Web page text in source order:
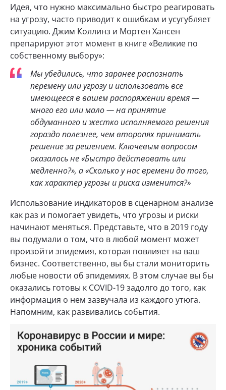
Идея, что нужно максимально быстро реагировать
на угрозу, часто приводит к ошибкам и усугубляет
ситуацию. Джим Коллинз и Мортен Хансен
препарируют этот момент в книге «Великие по
собственному выбору»:
Мы убедились, что заранее распознать
перемену или угрозу и использовать все
имеющееся в вашем распоряжении время —
много его или мало — на принятие
обдуманного и жестко исполняемого решения
гораздо полезнее, чем второпях принимать
решение за решением. Ключевым вопросом
оказалось не «Быстро действовать или
медленно?», а «Сколько у нас времени до того,
как характер угрозы и риска изменится?»
Использование индикаторов в сценарном анализе
как раз и помогает увидеть, что угрозы и риски
начинают меняться. Представьте, что в 2019 году
вы подумали о том, что в любой момент может
произойти эпидемия, которая повлияет на ваш
бизнес. Соответственно, вы бы стали мониторить
любые новости об эпидемиях. В этом случае вы бы
оказались готовы к COVID-19 задолго до того, как
информация о нем зазвучала из каждого утюга.
Напомним, как развивались события.